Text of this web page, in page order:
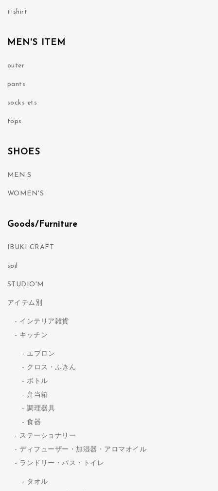
t-shirt
MEN'S ITEM
outer
pants
socks ets
tops
SHOES
MEN’S
WOMEN'S
Goods/Furniture
IBUKI CRAFT
soil
STUDIO'M
アイテム別
インテリア雑貨
キッチン
エプロン
クロス・ふきん
ボトル
弁当箱
調理器具
食器
ステーショナリー
ディフューザー・加湿器・アロマオイル
ランドリー・バス・トイレ
タオル